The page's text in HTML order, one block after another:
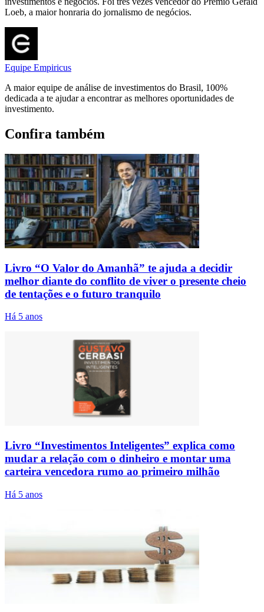
Loeb, a maior honraria do jornalismo de negócios.
Equipe Empiricus
A maior equipe de análise de investimentos do Brasil, 100%
dedicada a te ajudar a encontrar as melhores oportunidades de
investimento.
Confira também
Livro “O Valor do Amanhã” te ajuda a decidir
melhor diante do conflito de viver o presente cheio
de tentações e o futuro tranquilo
Há 5 anos
Livro “Investimentos Inteligentes” explica como
mudar a relação com o dinheiro e montar uma
carteira vencedora rumo ao primeiro milhão
Há 5 anos